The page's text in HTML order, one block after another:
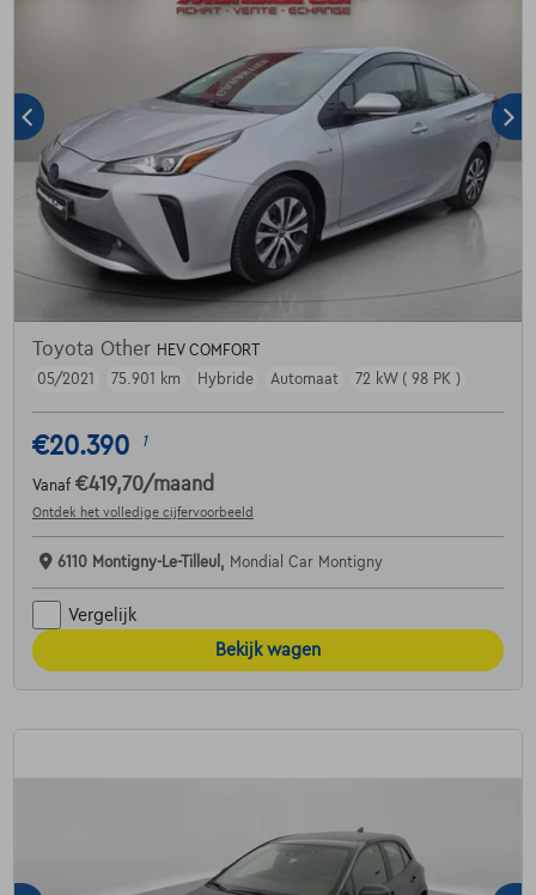
Toyota Other HEV COMFORT
05/2021
75.901 km Hybride Automaat 72 kW ( 98 PK )
€20.390 1
Vanaf €419,70/maand
Ontdek het volledige cijfervoorbeeld
6110 Montigny-Le-Tilleul, Mondial Car Montigny
Vergelijk
Bekijk wagen